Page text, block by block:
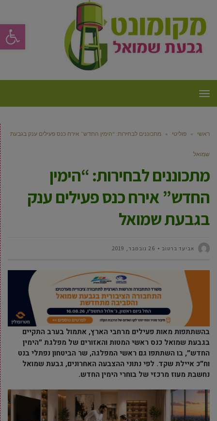
פתח
תפריט
ראשי » פוליטי » מתכוננים לבחירות: “הימין החדש” אירח כנס פעילים ענק בגבעת
שמואל
מתכוננים לבחירות: “הימין
החדש” אירח כנס פעילים ענק
בגבעת שמואל
אביעד ברטוב 26 נובמבר, 2019
בהשתתפות מאות פעילים מרחבי הארץ, אתמול בערב התקיים
בגבעת שמואל כנס ראשי המטות והאזורים של מפלגת ״הימין
החדש״, בו השתתפו גם ראשי המפלגה, שר הביטחון נפתלי בנט
וח״כ איילת שקד. לפי נתוני ההצבעה האחרונים, גבעת שמואל
נחשבת מעוז מרכזי של בוחרי הימין החדש.